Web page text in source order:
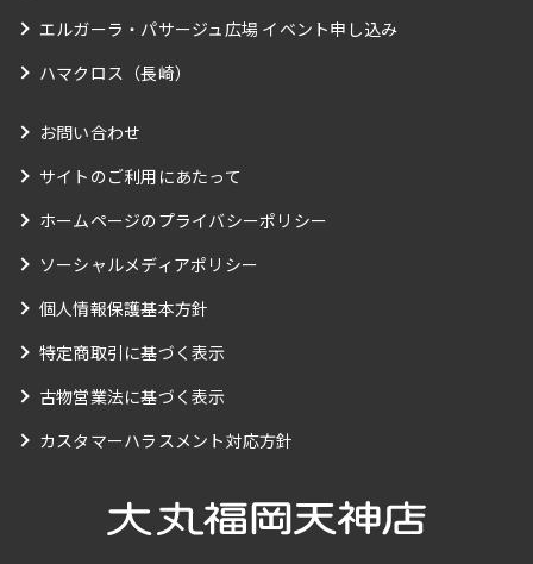
エルガーラ・パサージュ広場 イベント申し込み
ハマクロス（長崎）
お問い合わせ
サイトのご利用にあたって
ホームページのプライバシーポリシー
ソーシャルメディアポリシー
個人情報保護基本方針
特定商取引に基づく表示
古物営業法に基づく表示
カスタマーハラスメント対応方針